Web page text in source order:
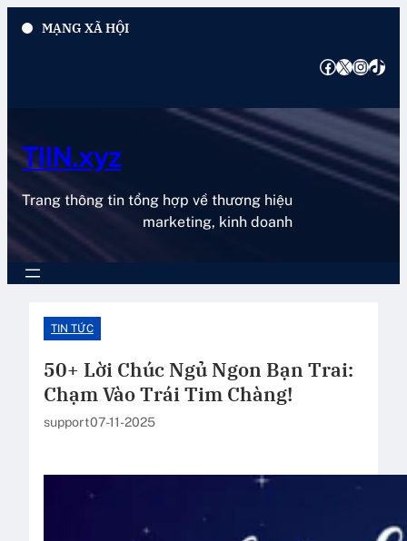
đến
MẠNG XÃ HỘI
FacebookXInstagramTikTok
TIIN.xyz
Trang thông tin tổng hợp về thương hiệu
marketing, kinh doanh
TIN TỨC
50+ Lời Chúc Ngủ Ngon Bạn Trai:
Chạm Vào Trái Tim Chàng!
support07-11-2025